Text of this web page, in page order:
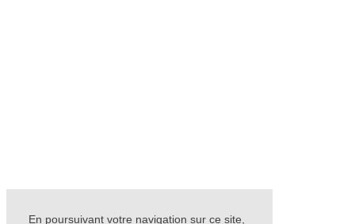
En poursuivant votre navigation sur ce site,